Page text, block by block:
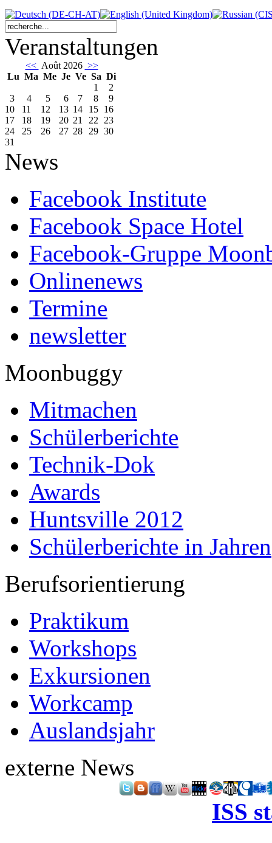
Veranstaltungen
<< Août 2026 >>
Lu Ma Me Je Ve Sa Di
1
2
3
4 5 6 7 8
9
10
11 12 13 14 15 16
17
18 19 20 21 22 23
24
25 26 27 28 29 30
31
News
Facebook Institute
Facebook Space Hotel
Facebook-Gruppe
Onlinenews
Termine
newsletter
Moonbuggy
Mitmachen
Schülerberichte
Technik-Dok
Awards
Huntsville 2012
Schülerberichte in Jahren
Berufsorientierung
Praktikum
Workshops
Exkursionen
Workcamp
Auslandsjahr
externe News
ISS